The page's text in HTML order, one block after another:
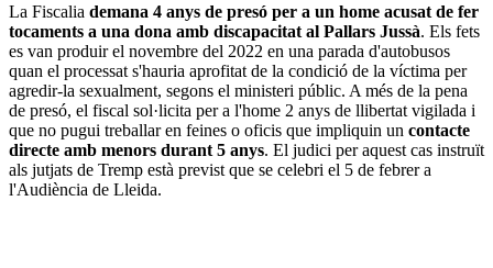
La Fiscalia demana 4 anys de presó per a un home acusat de fer
tocaments a una dona amb discapacitat al Pallars Jussà. Els fets
es van produir el novembre del 2022 en una parada d'autobusos
quan el processat s'hauria aprofitat de la condició de la víctima per
agredir-la sexualment, segons el ministeri públic. A més de la pena
de presó, el fiscal sol·licita per a l'home 2 anys de llibertat vigilada i
que no pugui treballar en feines o oficis que impliquin un contacte
directe amb menors durant 5 anys. El judici per aquest cas instruït
als jutjats de Tremp està previst que se celebri el 5 de febrer a
l'Audiència de Lleida.